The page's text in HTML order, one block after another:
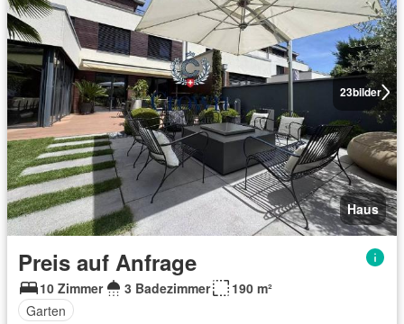
23bilder
Haus
Preis auf Anfrage
10 Zimmer 3 Badezimmer
190 m²
Garten